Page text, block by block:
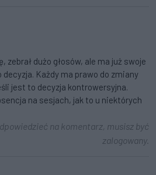
zebrał dużo głosów, ale ma już swoje
Każdy ma prawo do zmiany
jest to decyzja kontrowersyjna.
na sesjach, jak to u niektórych
na komentarz, musisz być
zalogowany.